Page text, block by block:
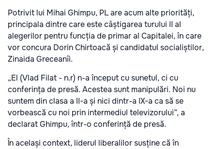
Potrivit lui Mihai Ghimpu, PL are acum alte priorități,
principala dintre care este câștigarea turului II al
alegerilor pentru funcția de primar al Capitalei, în care
vor concura Dorin Chirtoacă și candidatul socialiștilor,
Zinaida Greceanîi.
„El (Vlad Filat - n.r) n-a început cu sunetul, ci cu
conferința de presă. Acestea sunt manipulări. Noi nu
suntem din clasa a II-a și nici dintr-a IX-a ca să se
vorbească cu noi prin intermediul televizorului”, a
declarat Ghimpu, într-o conferință de presă.
În același context, liderul liberalilor susține că în